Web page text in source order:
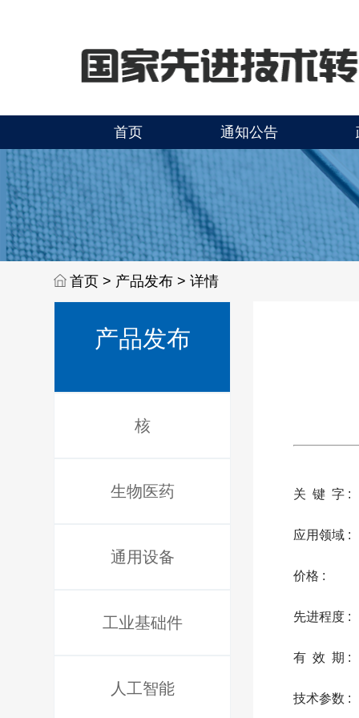
首页 通知公告
首页 > 产品发布 > 详情
产品发布
核
生物医药
通用设备
工业基础件
人工智能
关 键 字 :
应用领域 :
价格 :
先进程度 :
有 效 期 :
技术参数 :